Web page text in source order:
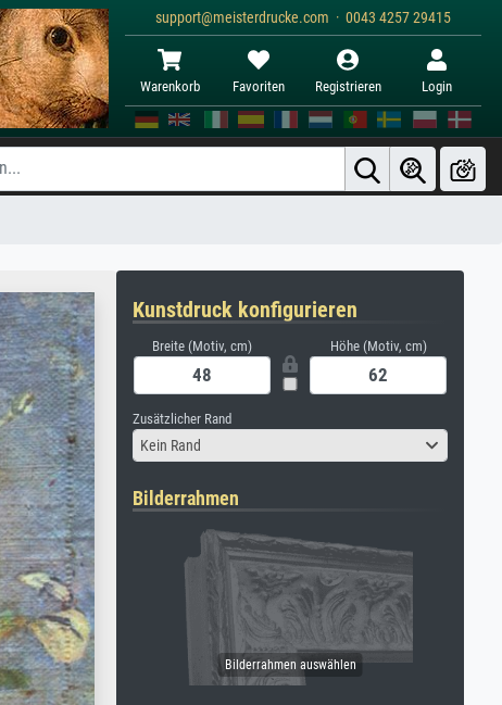
support@meisterdrucke.com · 0043 4257 29415
Warenkorb Favoriten Registrieren Login
Kunstdruck konfigurieren
Breite (Motiv, cm) Höhe (Motiv, cm)
Zusätzlicher Rand
Kein Rand
Bilderrahmen